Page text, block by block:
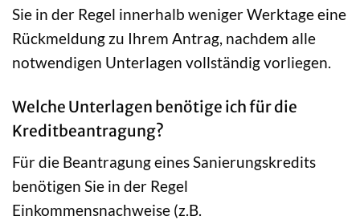
Sie in der Regel innerhalb weniger Werktage eine
Rückmeldung zu Ihrem Antrag, nachdem alle
notwendigen Unterlagen vollständig vorliegen.
Welche Unterlagen benötige ich für die
Kreditbeantragung?
Für die Beantragung eines Sanierungskredits
benötigen Sie in der Regel
Einkommensnachweise (z.B.